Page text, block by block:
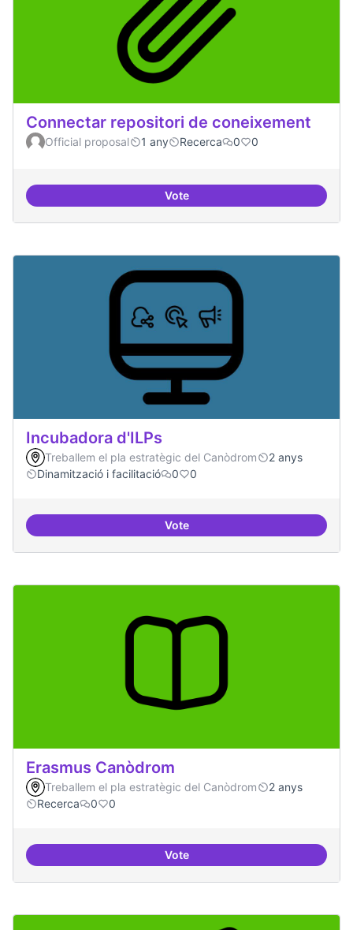
Connectar repositori de coneixement
Official proposal 1 any Recerca 0 0
VoteConnectar repositori de
Incubadora d'ILPs
Treballem el pla estratègic del Canòdrom
2 anys
Dinamització i facilitació
0 0
VoteIncubadora d'ILPs
Erasmus Canòdrom
Treballem el pla estratègic del Canòdrom
2 anys
Recerca
0 0
VoteErasmus Canòdrom